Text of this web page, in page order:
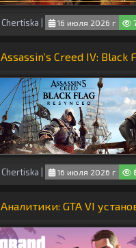
Chertiska | 16 июля 2026 г
Assassin’s Creed IV:
Chertiska 16 июля 2026 г
Аналитики: GTA VI